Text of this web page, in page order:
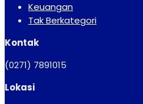
Keuangan
Tak Berkategori
Kontak
(0271) 7891015
Lokasi